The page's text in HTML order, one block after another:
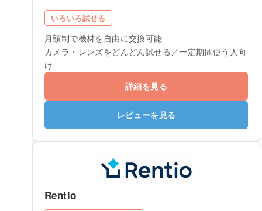
いろいろ試せる
月額制で機材を自由に交換可能
カメラ・レンズをどんどん試せる／一定期間使う人向
け
詳細を見る
レビューを見る
Rentio